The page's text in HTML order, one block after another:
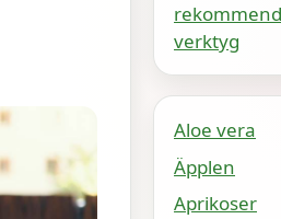
verktyg
Aloe vera
Äpplen
Aprikoser